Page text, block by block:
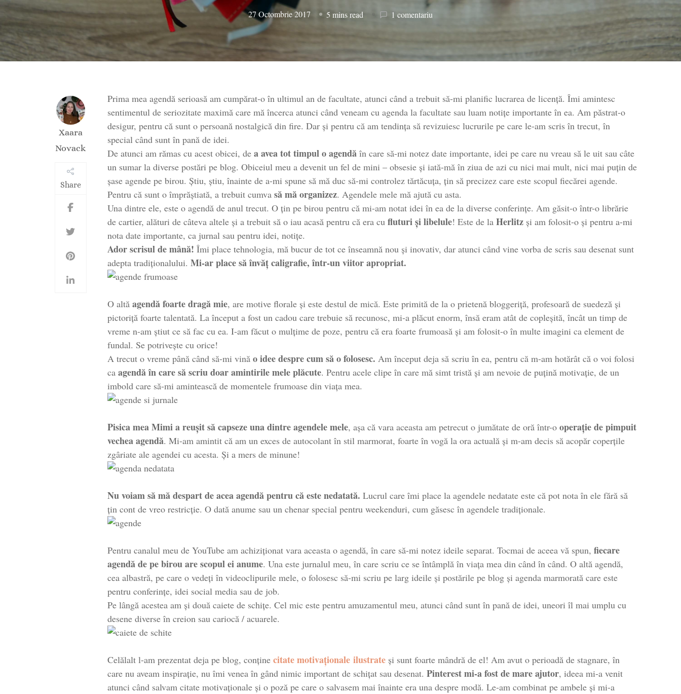
27 Octombrie 2017 5 mins read 1 comentariu
calendare
și
planificare
Xaara
Novack
Share
Prima mea agendă serioasă am cumpărat-o în ultimul an de facultate, atunci când a trebuit să-mi planific lucrarea de licență. Îmi amintesc
sentimentul de seriozitate maximă care mă încerca atunci când veneam cu agenda la facultate sau luam notițe importante în ea. Am păstrat-o
desigur, pentru că sunt o persoană nostalgică din fire. Dar și pentru că am tendința să revizuiesc lucrurile pe care le-am scris în trecut, în
special când sunt în pană de idei.
De atunci am rămas cu acest obicei, de a avea tot timpul o agendă în care să-mi notez date importante, idei pe care nu vreau să le uit sau câte
un sumar la diverse postări pe blog. Obiceiul meu a devenit un fel de mini – obsesie și iată-mă în ziua de azi cu nici mai mult, nici mai puțin de
șase agende pe birou. Știu, știu, înainte de a-mi spune să mă duc să-mi controlez tărtăcuța, țin să precizez care este scopul fiecărei agende.
Pentru că sunt o împrăștiată, a trebuit cumva să mă organizez. Agendele mele mă ajută cu asta.
Una dintre ele, este o agendă de anul trecut. O țin pe birou pentru că mi-am notat idei în ea de la diverse conferințe. Am găsit-o într-o librărie
de cartier, alături de câteva altele și a trebuit să o iau acasă pentru că era cu fluturi și libelule! Este de la Herlitz și am folosit-o și pentru a-mi
nota date importante, ca jurnal sau pentru idei, notițe.
Ador scrisul de mână! Îmi place tehnologia, mă bucur de tot ce înseamnă nou și inovativ, dar atunci când vine vorba de scris sau desenat sunt
adepta tradiționalului. Mi-ar place să învăț caligrafie, într-un viitor apropriat.
O altă agendă foarte dragă mie, are motive florale și este destul de mică. Este primită de la o prietenă bloggeriță, profesoară de suedeză și
pictoriță foarte talentată. La început a fost un cadou care trebuie să recunosc, mi-a plăcut enorm, însă eram atât de copleșită, încât un timp de
vreme n-am știut ce să fac cu ea. I-am făcut o mulțime de poze, pentru că era foarte frumoasă și am folosit-o în multe imagini ca element de
fundal. Se potrivește cu orice!
A trecut o vreme până când să-mi vină o idee despre cum să o folosesc. Am început deja să scriu în ea, pentru că m-am hotărât că o voi folosi
ca agendă în care să scriu doar amintirile mele plăcute. Pentru acele clipe în care mă simt tristă și am nevoie de puțină motivație, de un
imbold care să-mi amintească de momentele frumoase din viața mea.
Pisica mea Mimi a reușit să capseze una dintre agendele mele, așa că vara aceasta am petrecut o jumătate de oră într-o operație de pimpuit
vechea agendă. Mi-am amintit că am un exces de autocolant în stil marmorat, foarte în vogă la ora actuală și m-am decis să acopăr coperțile
zgâriate ale agendei cu acesta. Și a mers de minune!
Nu voiam să mă despart de acea agendă pentru că este nedatată. Lucrul care îmi place la agendele nedatate este că pot nota în ele fără să
țin cont de vreo restricție. O dată anume sau un chenar special pentru weekenduri, cum găsesc în agendele tradiționale.
Pentru canalul meu de YouTube am achiziționat vara aceasta o agendă, în care să-mi notez ideile separat. Tocmai de aceea vă spun, fiecare
agendă de pe birou are scopul ei anume. Una este jurnalul meu, în care scriu ce se întâmplă în viața mea din când în când. O altă agendă,
cea albastră, pe care o vedeți în videoclipurile mele, o folosesc să-mi scriu pe larg ideile și postările pe blog și agenda marmorată care este
pentru conferințe, idei social media sau de job.
Pe lângă acestea am și două caiete de schițe. Cel mic este pentru amuzamentul meu, atunci când sunt în pană de idei, uneori îl mai umplu cu
desene diverse în creion sau cariocă / acuarele.
Celălalt l-am prezentat deja pe blog, conține citate motivaționale ilustrate și sunt foarte mândră de el! Am avut o perioadă de stagnare, în
care nu aveam inspirație, nu îmi venea în gând nimic important de schițat sau desenat. Pinterest mi-a fost de mare ajutor, ideea mi-a venit
atunci când salvam citate motivaționale și o poză pe care o salvasem mai înainte era una despre modă. Le-am combinat pe ambele și mi-a